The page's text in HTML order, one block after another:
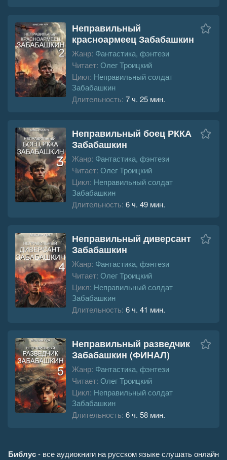
Неправильный
красноармеец Забабашкин
Жанр: Фантастика, фэнтези
Читает: Олег Троицкий
Цикл: Неправильный солдат
Забабашкин
Длительность: 7 ч. 25 мин.
Неправильный боец РККА
Забабашкин
Жанр: Фантастика, фэнтези
Читает: Олег Троицкий
Цикл: Неправильный солдат
Забабашкин
Длительность: 6 ч. 49 мин.
Неправильный диверсант
Забабашкин
Жанр: Фантастика, фэнтези
Читает: Олег Троицкий
Цикл: Неправильный солдат
Забабашкин
Длительность: 6 ч. 41 мин.
Неправильный разведчик
Забабашкин (ФИНАЛ)
Жанр: Фантастика, фэнтези
Читает: Олег Троицкий
Цикл: Неправильный солдат
Забабашкин
Длительность: 6 ч. 58 мин.
Библус- все аудиокниги на русском языке слушать онлайн